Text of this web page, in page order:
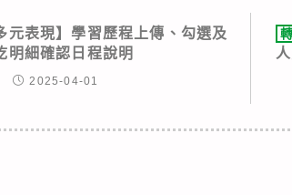
元表現】學習歷程上傳、勾選及
明細確認日程說明
2025-04-01